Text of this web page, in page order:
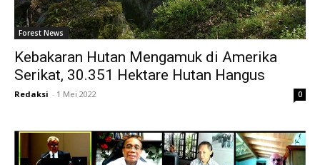
Forest News
Kebakaran Hutan Mengamuk di Amerika
Serikat, 30.351 Hektare Hutan Hangus
Redaksi - 1 Mei 2022 0